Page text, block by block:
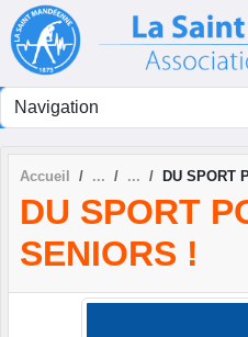
Accueil DU SPORT
DU SPORT
SENIORS !
Panneau de gestion des